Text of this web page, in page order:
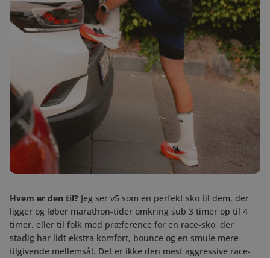
Hvem er den til? Jeg ser v5 som en perfekt sko til dem, der
ligger og løber marathon-tider omkring sub 3 timer op til 4
timer, eller til folk med præference for en race-sko, der
stadig har lidt ekstra komfort, bounce og en smule mere
tilgivende mellemsål. Det er ikke den mest aggressive race-